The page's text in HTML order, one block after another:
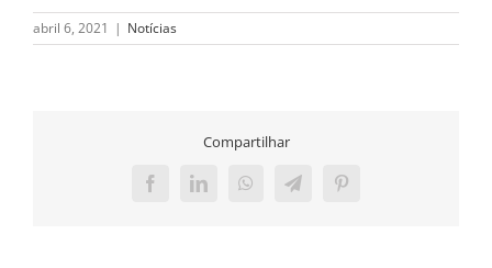
abril 6, 2021 | Notícias
Compartilhar
FacebookLinkedInWhatsAppTelegramPinterest